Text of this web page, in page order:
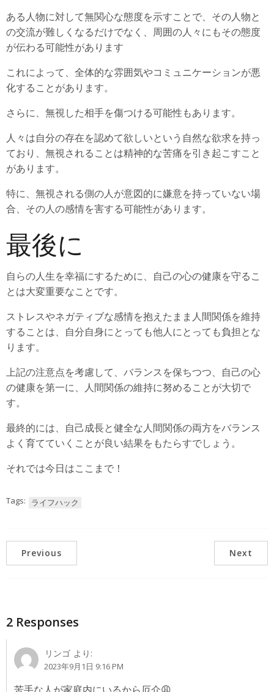
ある人物に対して無関心な態度を示すことで、その人物と
の交流が難しくなるだけでなく、周囲の人々にもその態度
が伝わる可能性があります
これによって、全体的な雰囲気やコミュニケーションが悪
化することがあります。
さらに、無視した相手を傷つける可能性もあります。
人々は自分の存在を認めて欲しいという自然な欲求を持っ
ており、無視されることは精神的な苦痛を引き起こすこと
があります。
特に、無視される側の人が意図的に嫌意を持っていない場
合、その人の感情を害する可能性があります。
最後に
自らの人生を幸福にするために、自己の心の健康を守るこ
とは大変重要なことです。
ストレスやネガティブな感情を抱えたまま人間関係を維持
することは、自分自身にとっても他人にとっても負担とな
ります。
上記の注意点を考慮して、バランスを保ちつつ、自己の心
の健康を第一に、人間関係の維持に努めることが大切で
す。
最終的には、自己成長と健全な人間関係の両方をバランス
よく育てていくことが良い結果をもたらすでしょう。
それでは今日はここまで！
Tags: ライフハック
Previous Next
2 Responses
リンゴ より:
2023年9月1日 9:16 PM